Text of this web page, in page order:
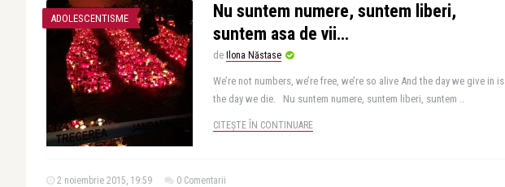
ADOLESCENTISME
Nu suntem numere, suntem liberi,
suntem asa de vii…
de Ilona Năstase
We’re not numbers, we’re free, we’re so alive And the day we give in is
the day we die. Nu suntem numere, suntem liberi, suntem ..
CITEȘTE ÎN CONTINUARE
2 noiembrie 2015, 19:59 0 Comentarii